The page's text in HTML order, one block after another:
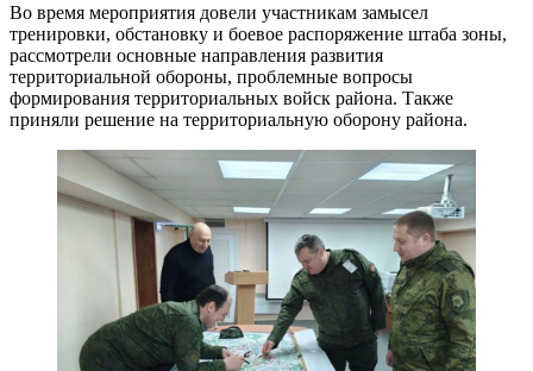
Во время мероприятия довели участникам замысел
тренировки, обстановку и боевое распоряжение штаба зоны,
рассмотрели основные направления развития
территориальной обороны, проблемные вопросы
формирования территориальных войск района. Также
приняли решение на территориальную оборону района.